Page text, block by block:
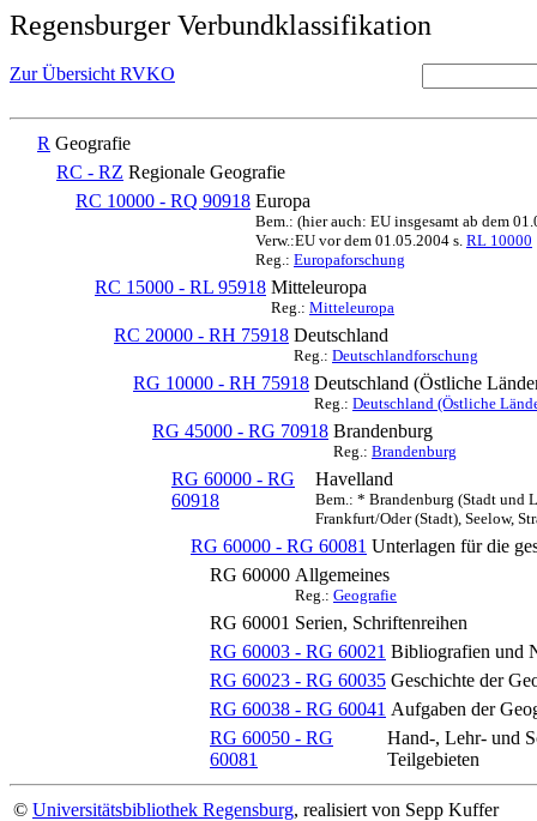
Regensburger Verbundklassifikation
Zur Übersicht RVKO
R Geografie
RC - RZ Regionale Geografie
RC 10000 - RQ 90918 Europa
Bem.: (hier auch: EU insgesamt ab dem
Verw.:EU vor dem 01.05.2004 s. RL 10000
Reg.: Europaforschung
RC 15000 - RL 95918 Mitteleuropa
Reg.: Mitteleuropa
RC 20000 - RH 75918 Deutschland
Reg.: Deutschlandforschung
RG 10000 - RH 75918 Deutschland (Östliche
Reg.: Deutschland (Östliche
RG 45000 - RG 70918 Brandenburg
Reg.: Brandenburg
RG 60000 - RG
60918
Havelland
Bem.: * Brandenburg (Stadt und
Frankfurt/Oder (Stadt), Seelow,
RG 60000 - RG 60081 Unterlagen für die
RG 60000 Allgemeines
Reg.: Geografie
RG 60001 Serien, Schriftenreihen
RG 60003 - RG 60021 Bibliografien und
RG 60023 - RG 60035 Geschichte der
RG 60038 - RG 60041 Aufgaben der
RG 60050 - RG
60081
Hand-, Lehr- und
Teilgebieten
© Universitätsbibliothek Regensburg, realisiert von Sepp Kuffer